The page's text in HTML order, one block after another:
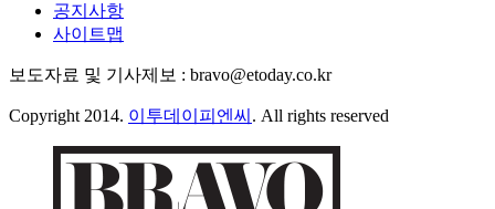
공지사항
사이트맵
보도자료 및 기사제보 : bravo@etoday.co.kr
Copyright 2014. 이투데이피엔씨 . All rights reserved